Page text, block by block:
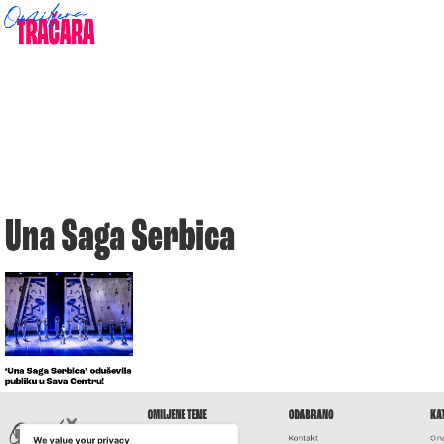
We value your privacy
Una Saga Serbica
‘Una Saga Serbica’ oduševila
publiku u Sava Centru!
OMILJENE TEME ODABRANO
Kontakt O